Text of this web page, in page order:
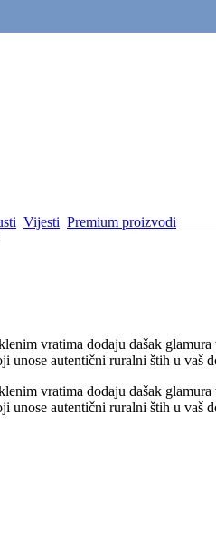
Vijesti Premium proizvodi
vratima dodaju dašak
unose autentični ruralni štih u vaš
vratima dodaju dašak
unose autentični ruralni štih u vaš